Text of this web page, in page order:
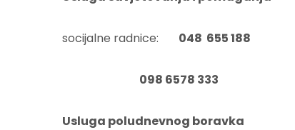
socijalne radnice: 048 655 188
098 6578 333
Usluga poludnevnog boravka